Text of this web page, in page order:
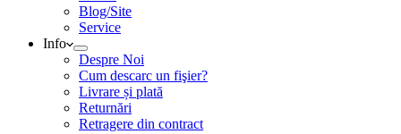
Blog/Site
Service
Info
Despre Noi
Cum descarc un fişier?
Livrare și plată
Returnări
Retragere din contract